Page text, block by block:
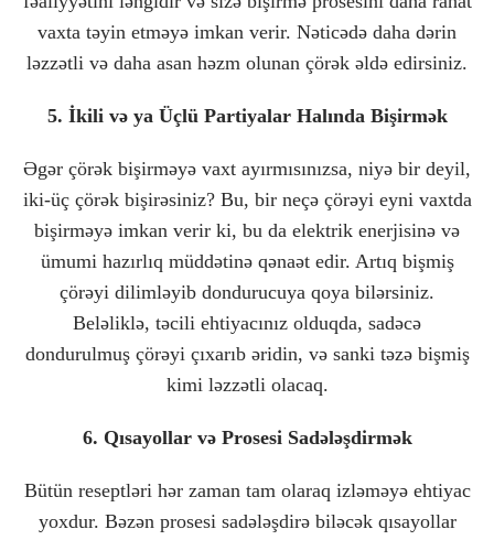
vaxta təyin etməyə imkan verir. Nəticədə daha dərin
ləzzətli və daha asan həzm olunan çörək əldə edirsiniz.
5. İkili və ya Üçlü Partiyalar Halında Bişirmək
Əgər çörək bişirməyə vaxt ayırmısınızsa, niyə bir deyil,
iki-üç çörək bişirəsiniz? Bu, bir neçə çörəyi eyni vaxtda
bişirməyə imkan verir ki, bu da elektrik enerjisinə və
ümumi hazırlıq müddətinə qənaət edir. Artıq bişmiş
çörəyi dilimləyib dondurucuya qoya bilərsiniz.
Beləliklə, təcili ehtiyacınız olduqda, sadəcə
dondurulmuş çörəyi çıxarıb əridin, və sanki təzə bişmiş
kimi ləzzətli olacaq.
6. Qısayollar və Prosesi Sadələşdirmək
Bütün reseptləri hər zaman tam olaraq izləməyə ehtiyac
yoxdur. Bəzən prosesi sadələşdirə biləcək qısayollar